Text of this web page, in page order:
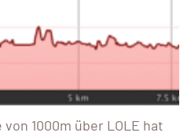
1000m über LOLE hat